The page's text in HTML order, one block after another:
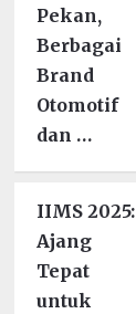
Pekan,
Berbagai
Brand
Otomotif
dan …
IIMS 2025:
Ajang
Tepat
untuk